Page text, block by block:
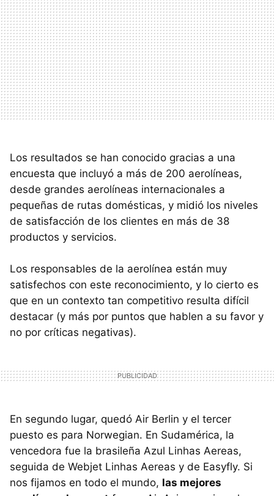
Los resultados se han conocido gracias a una
encuesta que incluyó a más de 200 aerolíneas,
desde grandes aerolíneas internacionales a
pequeñas de rutas domésticas, y midió los niveles
de satisfacción de los clientes en más de 38
productos y servicios.
Los responsables de la aerolínea están muy
satisfechos con este reconocimiento, y lo cierto es
que en un contexto tan competitivo resulta difícil
destacar (y más por puntos que hablen a su favor y
no por críticas negativas).
En segundo lugar, quedó Air Berlin y el tercer
puesto es para Norwegian. En Sudamérica, la
vencedora fue la brasileña Azul Linhas Aereas,
seguida de Webjet Linhas Aereas y de Easyfly. Si
nos fijamos en todo el mundo, las mejores